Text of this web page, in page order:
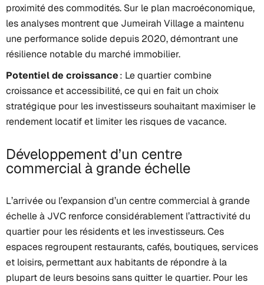
proximité des commodités. Sur le plan macroéconomique,
les analyses montrent que Jumeirah Village a maintenu
une performance solide depuis 2020, démontrant une
résilience notable du marché immobilier.
Potentiel de croissance: Le quartier combine
croissance et accessibilité, ce qui en fait un choix
stratégique pour les investisseurs souhaitant maximiser le
rendement locatif et limiter les risques de vacance.
Développement d’un centre
commercial à grande échelle
L’arrivée ou l’expansion d’un centre commercial à grande
échelle à JVC renforce considérablement l’attractivité du
quartier pour les résidents et les investisseurs. Ces
espaces regroupent restaurants, cafés, boutiques, services
et loisirs, permettant aux habitants de répondre à la
plupart de leurs besoins sans quitter le quartier. Pour les